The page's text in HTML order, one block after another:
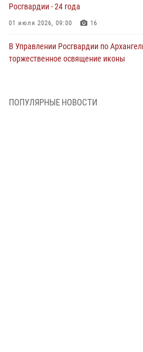
Росгвардии - 24 года
01 июля 2026, 09:00 16
В Управлении Росгвардии по
торжественное освящение иконы
Военнослужащие по призыву из
ПОПУЛЯРНЫЕ НОВОСТИ